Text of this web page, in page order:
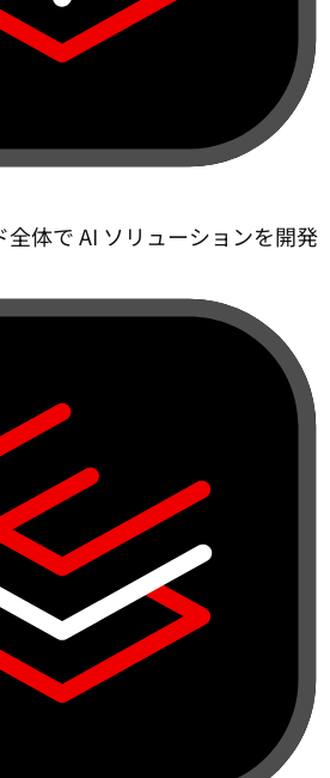
体で AI ソリューションを開発